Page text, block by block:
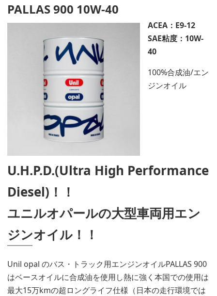
PALLAS 900 10W-40
ACEA：E9-12
SAE粘度：10W-
40
100%合成油/エン
ジンオイル
U.H.P.D.(Ultra High Performance
Diesel)！！
ユニルオパールの大型車両用エン
ジンオイル！！
Unil opal のバス・トラック用エンジンオイルPALLAS 900
はベースオイルに合成油を使用し熱に強く本国での使用は
最大15万kmの超ロングライフ仕様（日本の走行環境では